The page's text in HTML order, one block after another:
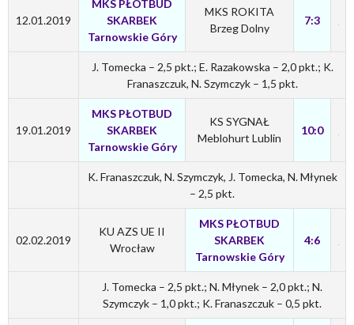
12.01.2019
MKS PŁOTBUD
SKARBEK
Tarnowskie Góry
MKS ROKITA
Brzeg Dolny
7:3
J. Tomecka – 2,5 pkt.; E. Razakowska – 2,0 pkt.; K.
Franaszczuk, N. Szymczyk – 1,5 pkt.
19.01.2019
MKS PŁOTBUD
SKARBEK
Tarnowskie Góry
KS SYGNAŁ
Meblohurt Lublin
10:0
K. Franaszczuk, N. Szymczyk, J. Tomecka, N. Młynek
– 2,5 pkt.
02.02.2019
KU AZS UE II
Wrocław
MKS PŁOTBUD
SKARBEK
Tarnowskie Góry
4:6
J. Tomecka – 2,5 pkt.; N. Młynek – 2,0 pkt.; N.
Szymczyk – 1,0 pkt.; K. Franaszczuk – 0,5 pkt.